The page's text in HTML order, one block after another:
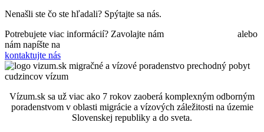
Nenašli ste čo ste hľadali? Spýtajte sa nás.
Potrebujete viac informácií? Zavolajte nám
alebo
nám napíšte na
kontaktujte nás
Vízum.sk sa už viac ako 7 rokov zaoberá komplexným odborným
poradenstvom v oblasti migrácie a vízových záležitosti na územie
Slovenskej republiky a do sveta.